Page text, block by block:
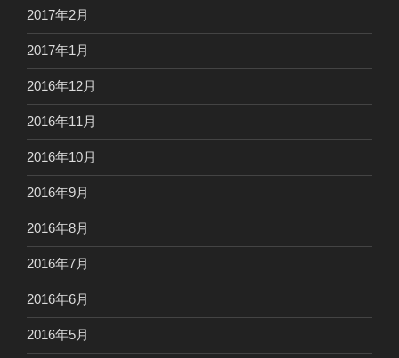
2017年2月
2017年1月
2016年12月
2016年11月
2016年10月
2016年9月
2016年8月
2016年7月
2016年6月
2016年5月